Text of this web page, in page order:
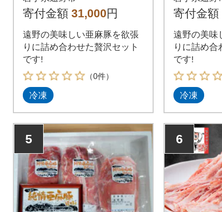
g ロース モモ ウデ肉
寄付金額 31,000円
遠野の美味しい亜麻豚を欲張
りに詰め合わせた贅沢セット
です!
（0件）
冷凍
(ロース
寄付金額
遠野の美味
りに詰め合
です!
冷凍
5 6